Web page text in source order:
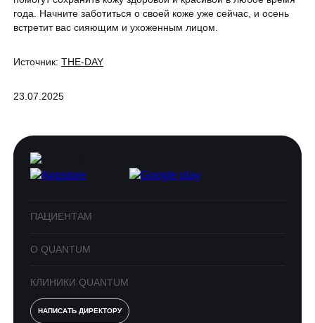
года. Начните заботиться о своей коже уже сейчас, и осень
встретит вас сияющим и ухоженным лицом.
Источник:THE-DAY
23.07.2025
ПАЦИЕНТАМ
О QUANTUM
КЛИНИКИ QUANTUM
НАПИСАТЬ ДИРЕКТОРУ